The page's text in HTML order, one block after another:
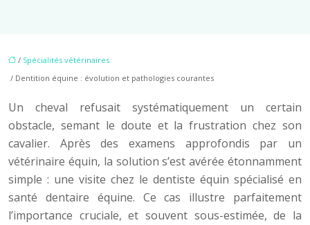
/ Spécialités vétérinaires
/ Dentition équine : évolution et pathologies courantes
Un cheval refusait systématiquement un certain
obstacle, semant le doute et la frustration chez son
cavalier. Après des examens approfondis par un
vétérinaire équin, la solution s’est avérée étonnamment
simple : une visite chez le dentiste équin spécialisé en
santé dentaire équine. Ce cas illustre parfaitement
l’importance cruciale, et souvent sous-estimée, de la